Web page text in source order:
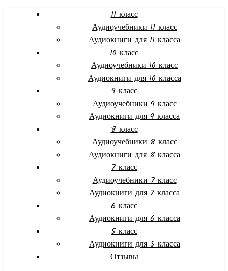
11 класс
Аудиоучебники 11 класс
Аудиокниги для 11 класса
10 класс
Аудиоучебники 10 класс
Аудиокниги для 10 класса
9 класс
Аудиоучебники 9 класс
Аудиокниги для 9 класса
8 класс
Аудиоучебники 8 класс
Аудиокниги для 8 класса
7 класс
Аудиоучебники 7 класс
Аудиокниги для 7 класса
6 класс
Аудиокниги для 6 класса
5 класс
Аудиокниги для 5 класса
Отзывы